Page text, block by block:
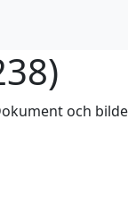
)
och